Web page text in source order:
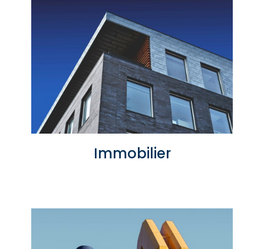
Immobilier